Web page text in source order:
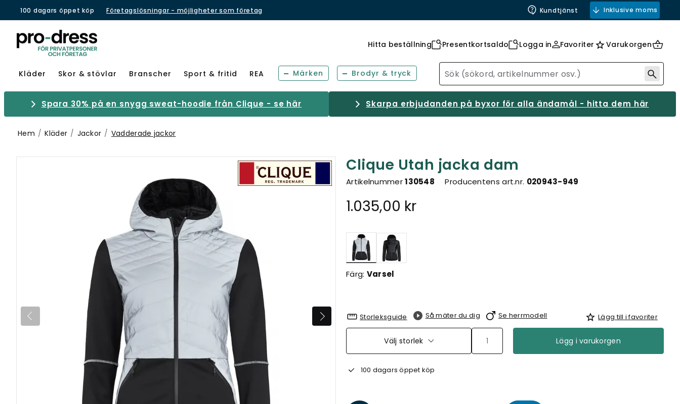
100 dagars öppet köp Företagslösningar - möjligheter som företag Kundtjänst Inklusive moms
Hitta beställning Presentkortsaldo Logga in Favoriter Varukorgen
Kläder Skor & stövlar Branscher Sport & fritid REA Märken Brodyr & tryck
Spara 30% på en snygg sweat-hoodie från Clique - se här Skarpa erbjudanden på byxor för alla ändamål - hitta dem här
Hem Kläder Jackor Vadderade jackor
Clique Utah jacka dam
Artikelnummer130548 Producentens art.nr. 020943-949
1.035,00 kr
Valda
Färg: Varsel
Storleksguide Så mäter du dig Se herrmodell Lägg till i favoriter
Välj storlek Lägg i varukorgen
100 dagars öppet köp